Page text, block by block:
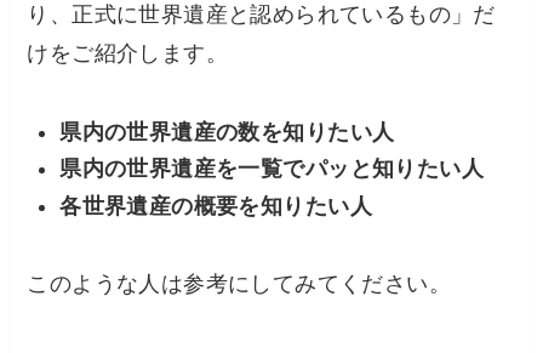
り、正式に世界遺産と認められているもの」 だ
けをご紹介します。
県内の世界遺産の数を知りたい人
県内の世界遺産を一覧でパッと知りたい人
各世界遺産の概要を知りたい人
このような人は参考にしてみてください。